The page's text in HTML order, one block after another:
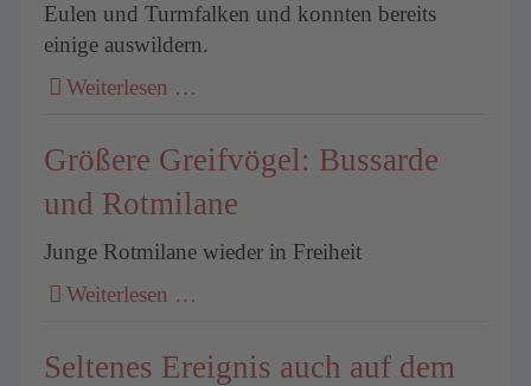
Eulen und Turmfalken und konnten bereits
einige auswildern.
Weiterlesen …
Größere Greifvögel: Bussarde
und Rotmilane
Junge Rotmilane wieder in Freiheit
Weiterlesen …
Seltenes Ereignis auch auf dem